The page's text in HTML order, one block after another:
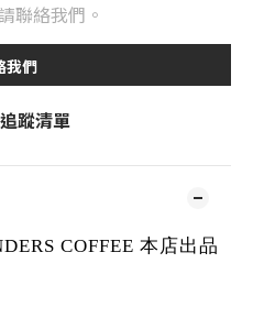
聯絡我們。
我們
蹤清單
COFFEE 本店出品